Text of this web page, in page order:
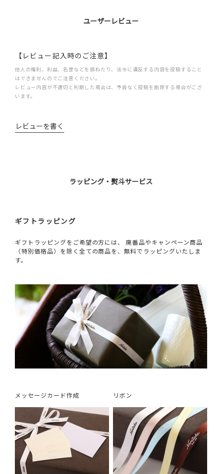
ユーザーレビュー
【レビュー記入時のご注意】
他人の権利、利益、名誉などを損ねたり、法令に違反する内容を投稿すること
はできませんのでご注意ください。
レビュー内容が不適切と判断した場合は、予告なく投稿を削除する場合がござ
います。
レビューを書く
ラッピング・熨斗サービス
ギフトラッピング
ギフトラッピングをご希望の方には、 廃番品やキャンペーン商品
（特別価格品）を除く全ての商品を、無料でラッピングいたしま
す。
メッセージカード作成 リボン